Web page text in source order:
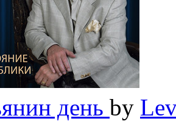
день by